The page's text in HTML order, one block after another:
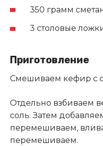
350 грамм
3 столовые
Приготовление
Смешиваем кефир с
Отдельно взбиваем
соль. Затем
перемешиваем,
перемешиваем.